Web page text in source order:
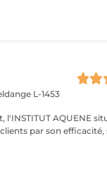
L-1453
l'INSTITUT AQUENE
par son efficacité,